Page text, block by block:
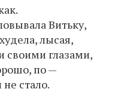
Витьку,
лысая,
своими глазами,
по —
стало.